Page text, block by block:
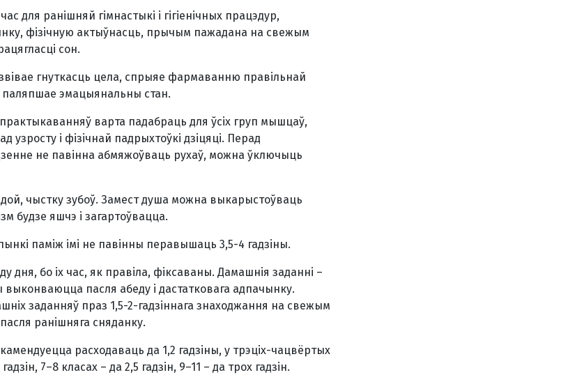
для ранішняй гімнастыкі і гігіенічных працэдур,
фізічную актыўнасць, прычым пажадана на свежым
сон.
гнуткасць цела, спрыяе фармаванню правільнай
паляпшае эмацыянальны стан.
варта падабраць для ўсіх груп мышцаў,
і фізічнай падрыхтоўкі дзіцяці. Перад
не павінна абмяжоўваць рухаў, можна ўключыць
чыстку зубоў. Замест душа можна выкарыстоўваць
будзе яшчэ і загартоўвацца.
паміж імі не павінны перавышаць 3,5-4 гадзіны.
дня, бо іх час, як правіла, фіксаваны. Дамашнія заданні –
пасля абеду і дастатковага адпачынку.
заданняў праз 1,5-2-гадзіннага знаходжання на свежым
ранішняга сняданку.
расходаваць да 1,2 гадзіны, у трэціх-чацвёртых
7–8 класах – да 2,5 гадзін, 9–11 – да трох гадзін.